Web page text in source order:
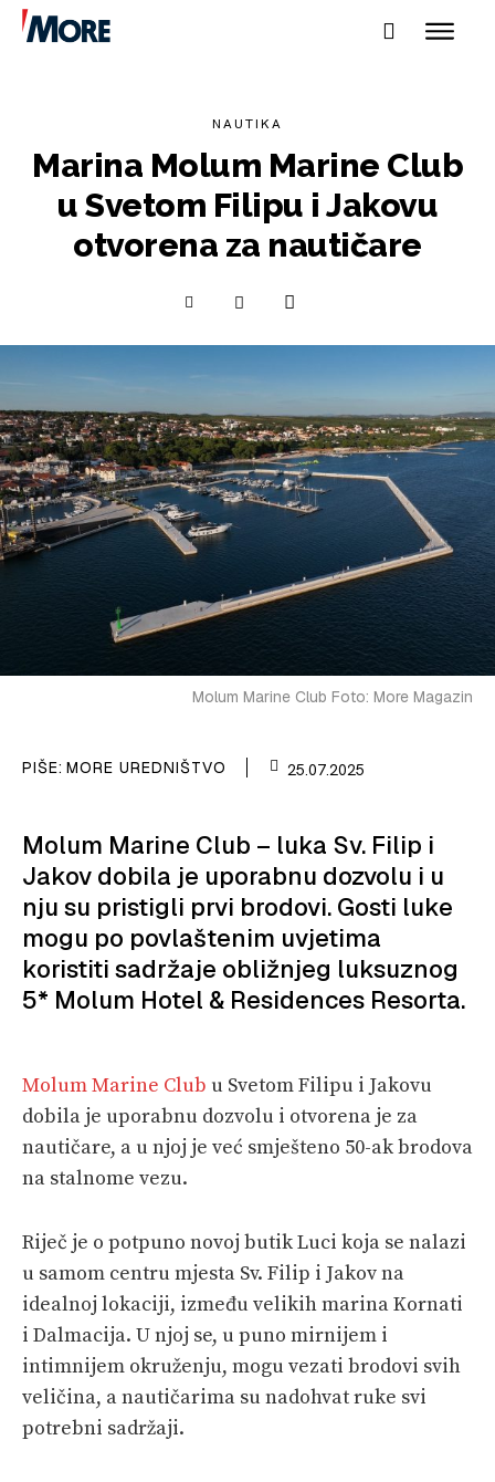
NAUTIKA
Marina Molum Marine Club
u Svetom Filipu i Jakovu
otvorena za nautičare
Molum Marine Club Foto: More Magazin
PIŠE: MORE UREDNIŠTVO 25.07.2025
Molum Marine Club – luka Sv. Filip i
Jakov dobila je uporabnu dozvolu i u
nju su pristigli prvi brodovi. Gosti luke
mogu po povlaštenim uvjetima
koristiti sadržaje obližnjeg luksuznog
5* Molum Hotel & Residences Resorta.
Molum Marine Club u Svetom Filipu i Jakovu
dobila je uporabnu dozvolu i otvorena je za
nautičare, a u njoj je već smješteno 50-ak brodova
na stalnome vezu.
Riječ je o potpuno novoj butik Luci koja se nalazi
u samom centru mjesta Sv. Filip i Jakov na
idealnoj lokaciji, između velikih marina Kornati
i Dalmacija. U njoj se, u puno mirnijem i
intimnijem okruženju, mogu vezati brodovi svih
veličina, a nautičarima su nadohvat ruke svi
potrebni sadržaji.